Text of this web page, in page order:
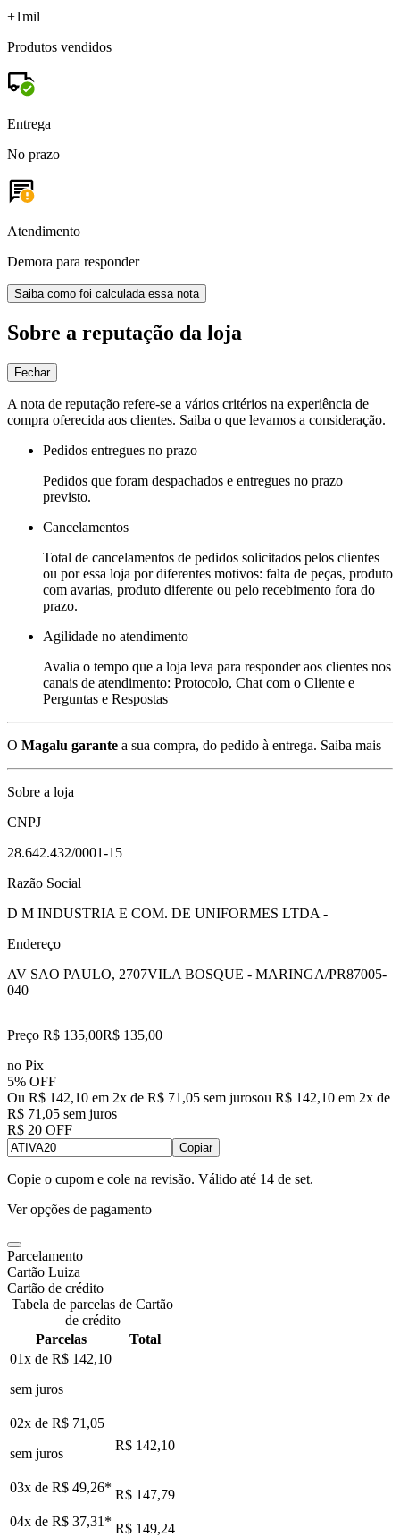
+1mil
Produtos vendidos
Entrega
No prazo
Atendimento
Demora para responder
Saiba como foi calculada essa nota
Sobre a reputação da loja
Fechar
A nota de reputação refere-se a vários critérios na experiência de
compra oferecida aos clientes. Saiba o que levamos a consideração.
Pedidos entregues no prazo
Pedidos que foram despachados e entregues no prazo
previsto.
Cancelamentos
Total de cancelamentos de pedidos solicitados pelos clientes
ou por essa loja por diferentes motivos: falta de peças, produto
com avarias, produto diferente ou pelo recebimento fora do
prazo.
Agilidade no atendimento
Avalia o tempo que a loja leva para responder aos clientes nos
canais de atendimento: Protocolo, Chat com o Cliente e
Perguntas e Respostas
O Magalu garante a sua compra, do pedido à entrega. Saiba mais
Sobre a loja
CNPJ
28.642.432/0001-15
Razão Social
D M INDUSTRIA E COM. DE UNIFORMES LTDA -
Endereço
AV SAO PAULO, 2707VILA BOSQUE - MARINGA/PR87005-
040
Preço R$ 135,00R$ 135,00
no Pix
5% OFF
Ou R$ 142,10 em 2x de R$ 71,05 sem jurosou R$ 142,10 em 2x de
R$ 71,05 sem juros
R$ 20 OFF
Copiar
Copie o cupom e cole na revisão. Válido até 14 de set.
Ver opções de pagamento
Parcelamento
Cartão Luiza
Cartão de crédito
Tabela de parcelas de Cartão
de crédito
Parcelas
Total
01x de R$ 142,10
sem juros
02x de R$ 71,05
sem juros
R$ 142,10
03x de R$ 49,26* R$ 147,79
04x de R$ 37,31 * R$ 149,24